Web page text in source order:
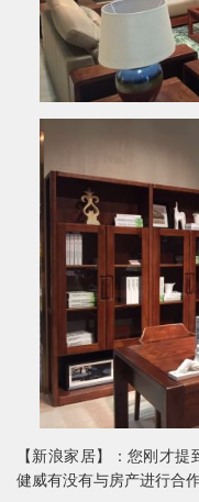
【新浪家居】：您刚才
健威有没有与房产进行合